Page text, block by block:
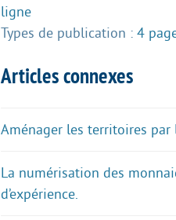
ligne
Types de publication : 4
Articles connexes
Aménager les territoires
La numérisation des
d’expérience.